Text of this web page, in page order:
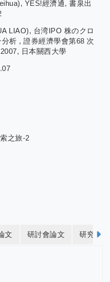
YES!經濟通, 書泉出
LIAO), 台湾IPO 株のクロ
析 , 證券經濟學會第68 次
日本關西大學
之旅-2
文 研討會論文 研究計畫